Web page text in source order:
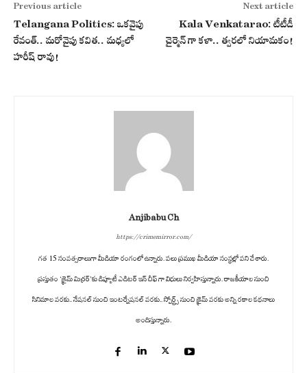
Previous article
Telangana Politics: ఒకవైపు
రేవంత్.. మరోవైపు కవిత.. మధ్యలో
హరీష్ రావు!
Next article
Kala Venkatarao: టీటీడీ
చైర్మెన్ గా కళా.. త్వరలో నియామకం!
Anjibabu Ch
https://crimemirror.com/
గత 15 సంవత్సరాలుగా మీడియా రంగంలో ఉన్నారు. పలు ప్రముఖ మీడియా సంస్థల్లో పని చేశారు.
ప్రస్తుతం ‘క్రైమ్ మిర్రర్’కు డిప్యూటీ ఎడిటర్ ఇన్ చీఫ్ గా విధులు నిర్వహిస్తున్నారు. రాజకీయాల నుంచి
సినిమాల వరకు.. నేషనల్ నుంచి ఇంటర్నేషనల్ వరకు.. స్పోర్ట్స్ నుంచి క్రైమ్ వరకు అన్ని రకాల కథనాలు
అందిస్తున్నారు.